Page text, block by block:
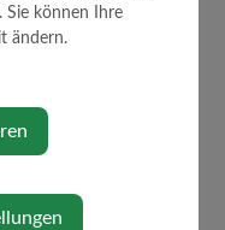
Sie können Ihre
ändern.